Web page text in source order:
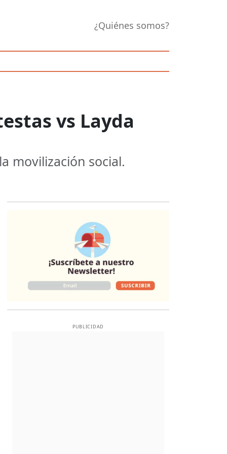
¿Quiénes somos?
vs Layda
movilización social.
PUBLICIDAD